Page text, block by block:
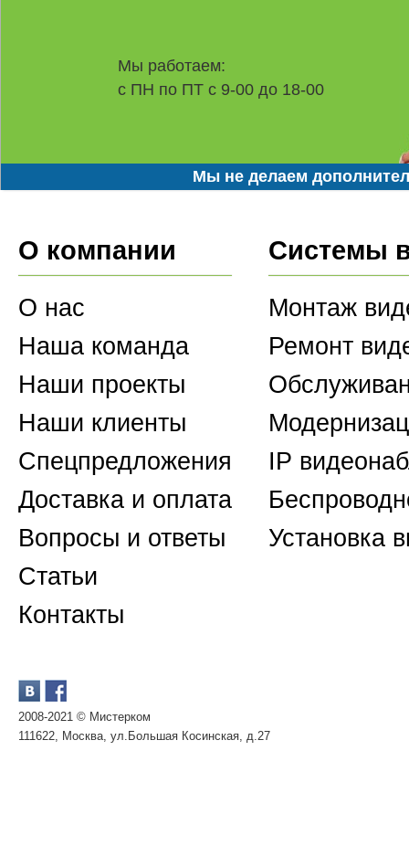
Мы работаем:
с ПН по ПТ с 9-00 до 18-00
Мы не делаем
О компании
О нас
Наша команда
Наши проекты
Наши клиенты
Спецпредложения
Доставка и оплата
Вопросы и ответы
Статьи
Контакты
2008-2021 © Мистерком
111622, Москва, ул.Большая Косинская, д.27
Системы
Монтаж
Ремонт
IP
Установка